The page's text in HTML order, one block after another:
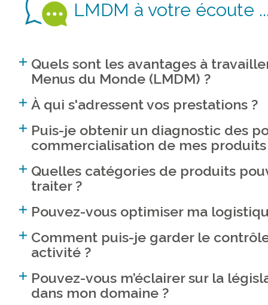
LMDM à votre écoute
Quels sont les avantages à
Menus du Monde (LMDM) ?
À qui s'adressent vos prestations ?
Puis-je obtenir un diagnostic des
commercialisation de mes produits
Quelles catégories de produits
traiter ?
Pouvez-vous optimiser ma
Comment puis-je garder le
activité ?
Pouvez-vous m’éclairer sur la
dans mon domaine ?